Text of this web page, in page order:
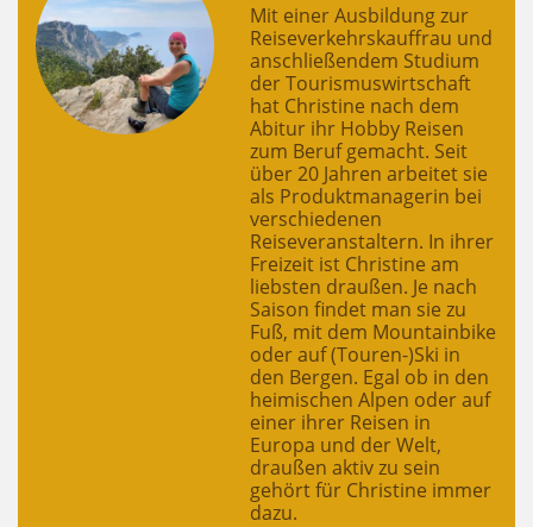
Mit einer Ausbildung zur
Reiseverkehrskauffrau und
anschließendem Studium
der Tourismuswirtschaft
hat Christine nach dem
Abitur ihr Hobby Reisen
zum Beruf gemacht. Seit
über 20 Jahren arbeitet sie
als Produktmanagerin bei
verschiedenen
Reiseveranstaltern. In ihrer
Freizeit ist Christine am
liebsten draußen. Je nach
Saison findet man sie zu
Fuß, mit dem Mountainbike
oder auf (Touren-)Ski in
den Bergen. Egal ob in den
heimischen Alpen oder auf
einer ihrer Reisen in
Europa und der Welt,
draußen aktiv zu sein
gehört für Christine immer
dazu.